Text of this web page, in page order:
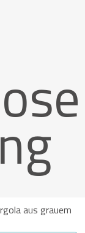
aus grauem